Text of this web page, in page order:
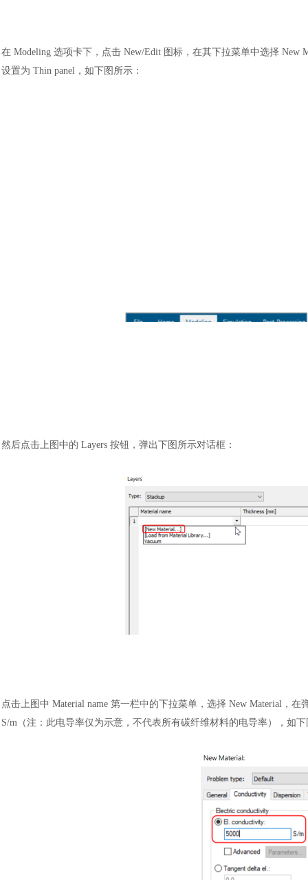
在 Modeling 选项卡下，点击 New/Edit 图标，在其下拉菜单中选择 New
设置为 Thin panel，如下图所示：
然后点击上图中的 Layers 按钮，弹出下图所示对话框：
点击上图中 Material name 第一栏中的下拉菜单，选择 New Material，
S/m（注：此电导率仅为示意，不代表所有碳纤维材料的电导率），如